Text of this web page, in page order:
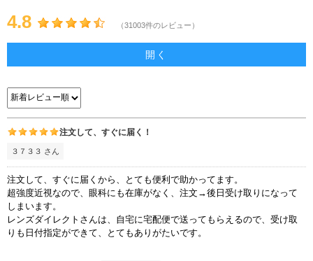
4.8 （31003件のレビュー）
開く
注文して、すぐに届く！
３７３３ さん
注文して、すぐに届くから、とても便利で助かってます。
超強度近視なので、眼科にも在庫がなく、注文→後日受け取りになって
しまいます。
レンズダイレクトさんは、自宅に宅配便で送ってもらえるので、受け取
りも日付指定ができて、とてもありがたいです。